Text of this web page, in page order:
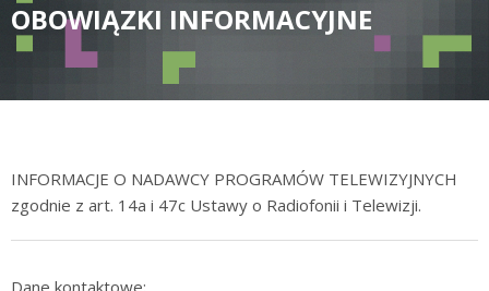
OBOWIĄZKI INFORMACYJNE
INFORMACJE O NADAWCY PROGRAMÓW TELEWIZYJNYCH
zgodnie z art. 14a i 47c Ustawy o Radiofonii i Telewizji.
Dane kontaktowe: